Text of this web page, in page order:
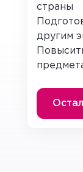
в
едином
общую
на ней лишь
К ним
страны
другим